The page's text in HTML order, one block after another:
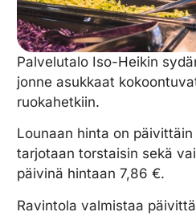
Palvelutalo Iso-Heikin
jonne asukkaat
ruokahetkiin.
Lounaan hinta on
tarjotaan torstaisin sekä
päivinä hintaan 7,86 €.
Ravintola valmistaa